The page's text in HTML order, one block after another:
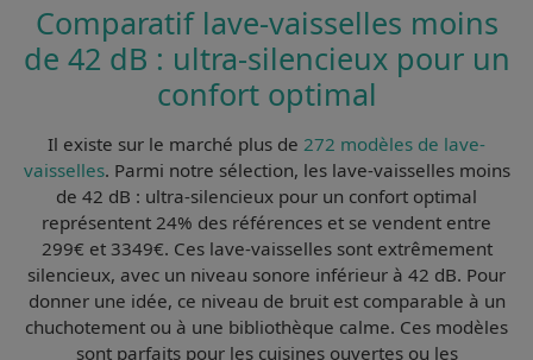
Comparatif lave-vaisselles moins
de 42 dB : ultra-silencieux pour un
confort optimal
Il existe sur le marché plus de 272 modèles de lave-
vaisselles. Parmi notre sélection, les lave-vaisselles moins
de 42 dB : ultra-silencieux pour un confort optimal
représentent 24% des références et se vendent entre
299€ et 3349€. Ces lave-vaisselles sont extrêmement
silencieux, avec un niveau sonore inférieur à 42 dB. Pour
donner une idée, ce niveau de bruit est comparable à un
chuchotement ou à une bibliothèque calme. Ces modèles
sont parfaits pour les cuisines ouvertes ou les